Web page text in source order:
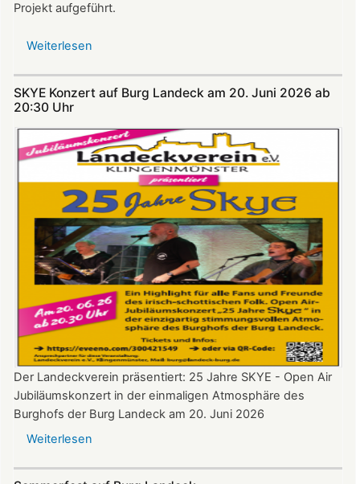
Projekt aufgeführt.
Weiterlesen
Theatersommer
Burg
Landeck
SKYE Konzert auf Burg Landeck am 20. Juni 2026 ab
20:30 Uhr​​​​​​​​​​​​​​
Der Landeckverein präsentiert: 25 Jahre SKYE - Open Air
Jubiläumskonzert in der einmaligen Atmosphäre des
Burghofs der Burg Landeck am 20. Juni 2026
Weiterlesen